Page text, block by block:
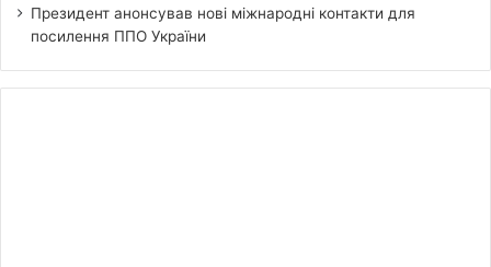
Президент анонсував нові міжнародні контакти для
посилення ППО України